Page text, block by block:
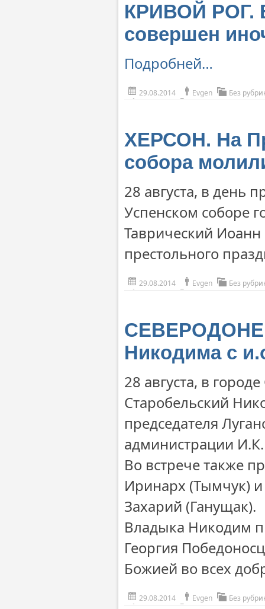
КРИВОЙ РОГ.
совершен
Подробней…
29.08.2014 Evgen Без
ХЕРСОН. На
собора
28 августа, в день
Успенском соборе
Таврический
престольного
29.08.2014 Evgen Без
Никодима с
28 августа, в
Старобельский
председателя
администрации
Во встрече также
Иринарх (Тымчук) и
Захарий (Ганущак).
Владыка Никодим
Георгия
Божией во всех
29.08.2014 Evgen Без